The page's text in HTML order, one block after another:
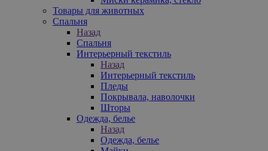
Товары для животных
Спальня
Назад
Спальня
Интерьерный текстиль
Назад
Интерьерный текстиль
Пледы
Покрывала, наволочки
Шторы
Одежда, белье
Назад
Одежда, белье